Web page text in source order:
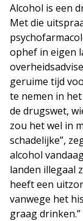
Alcohol is een
Met die
ophef in eigen
geruime tijd
te nemen in
de drugswet,
zou het wel in
schadelijke”,
alcohol
landen illegaal
heeft een
vanwege het
graag drinken.”